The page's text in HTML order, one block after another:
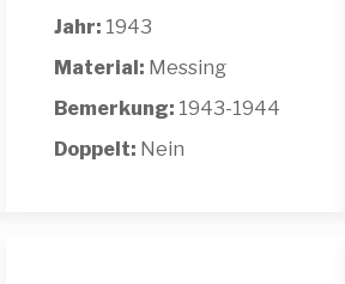
Jahr: 1943
Material: Messing
Bemerkung: 1943-1944
Doppelt: Nein